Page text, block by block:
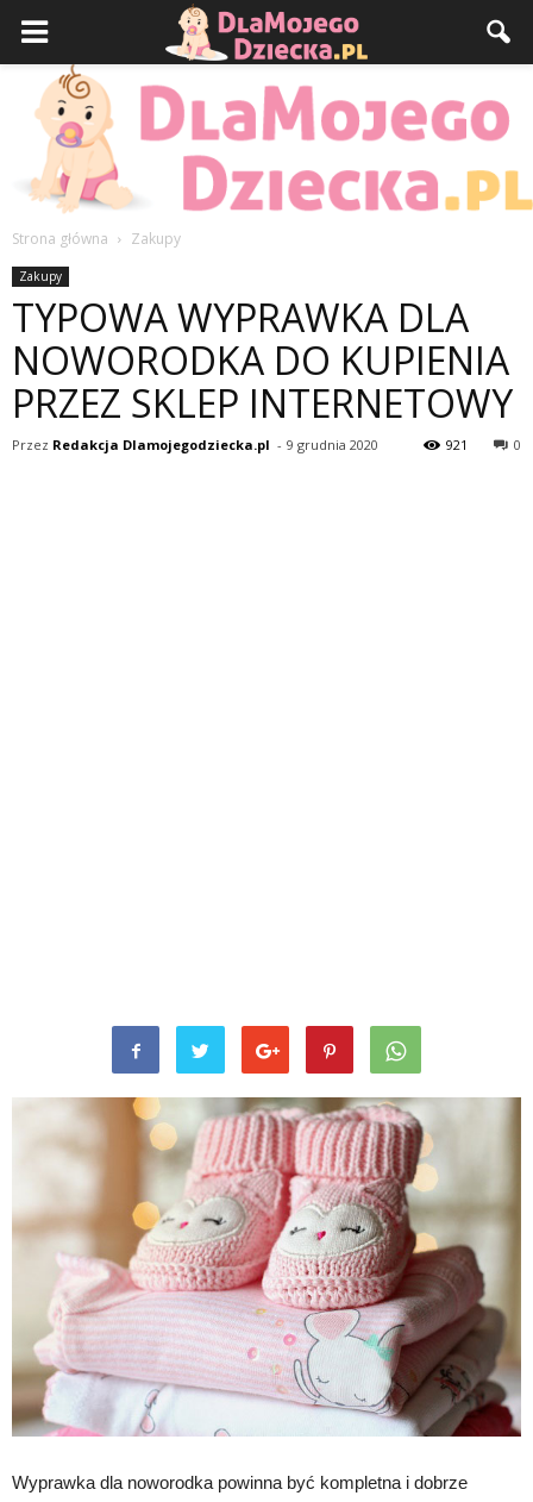
Strona główna Zakupy
Zakupy
TYPOWA WYPRAWKA DLA
NOWORODKA DO KUPIENIA
PRZEZ SKLEP INTERNETOWY
Przez Redakcja Dlamojegodziecka.pl - 9 grudnia 2020 0
921
Wyprawka dla noworodka powinna być kompletna i dobrze